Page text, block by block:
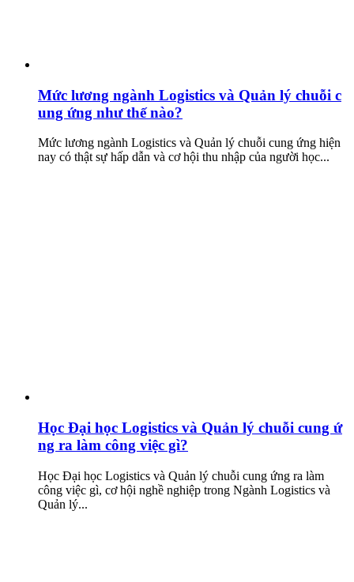
Mức lương ngành Logistics và Quản lý chuỗi c
ung ứng như thế nào?
Mức lương ngành Logistics và Quản lý chuỗi cung ứng hiện
nay có thật sự hấp dẫn và cơ hội thu nhập của người học...
Học Đại học Logistics và Quản lý chuỗi cung ứ
ng ra làm công việc gì?
Học Đại học Logistics và Quản lý chuỗi cung ứng ra làm
công việc gì, cơ hội nghề nghiệp trong Ngành Logistics và
Quản lý...